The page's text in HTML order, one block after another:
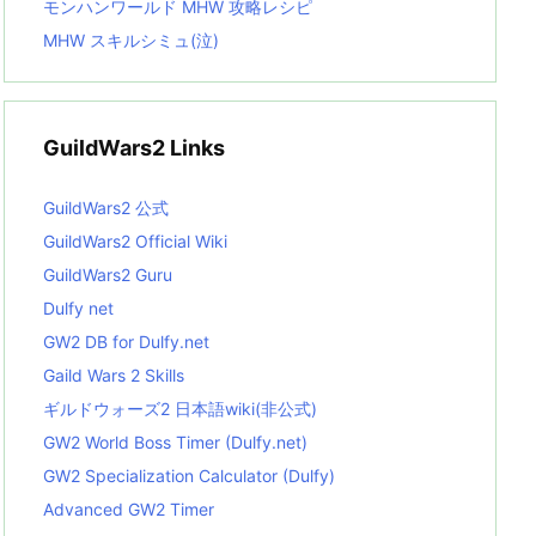
モンハンワールド MHW 攻略レシピ
MHW スキルシミュ(泣)
GuildWars2 Links
GuildWars2 公式
GuildWars2 Official Wiki
GuildWars2 Guru
Dulfy net
GW2 DB for Dulfy.net
Gaild Wars 2 Skills
ギルドウォーズ2 日本語wiki(非公式)
GW2 World Boss Timer (Dulfy.net)
GW2 Specialization Calculator (Dulfy)
Advanced GW2 Timer